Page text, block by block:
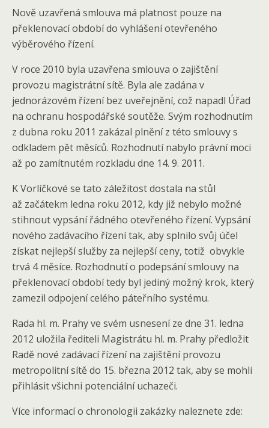
Nově uzavřená smlouva má platnost pouze na
překlenovací období do vyhlášení otevřeného
výběrového řízení.
V roce 2010 byla uzavřena smlouva o zajištění
provozu magistrátní sítě. Byla ale zadána v
jednorázovém řízení bez uveřejnění, což napadl Úřad
na ochranu hospodářské soutěže. Svým rozhodnutím
z dubna roku 2011 zakázal plnění z této smlouvy s
odkladem pět měsíců. Rozhodnutí nabylo právní moci
až po zamítnutém rozkladu dne 14. 9. 2011.
K Vorlíčkové se tato záležitost dostala na stůl
až začátekm ledna roku 2012, kdy již nebylo možné
stihnout vypsání řádného otevřeného řízení. Vypsání
nového zadávacího řízení tak, aby splnilo svůj účel
získat nejlepší služby za nejlepší ceny, totiž obvykle
trvá 4 měsíce. Rozhodnutí o podepsání smlouvy na
překlenovací období tedy byl jediný možný krok, který
zamezil odpojení celého páteřního systému.
Rada hl. m. Prahy ve svém usnesení ze dne 31. ledna
2012 uložila řediteli Magistrátu hl. m. Prahy předložit
Radě nové zadávací řízení na zajištění provozu
metropolitní sítě do 15. března 2012 tak, aby se mohli
přihlásit všichni potenciální uchazeči.
Více informací o chronologii zakázky naleznete zde: